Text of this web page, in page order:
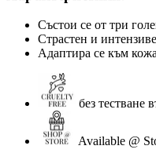
Състои се от три
Страстен и
Адаптира се към
без тестване
Available @